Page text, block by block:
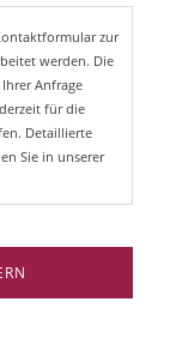
zur
werden. Die
Anfrage
für die
Detaillierte
Sie in unserer